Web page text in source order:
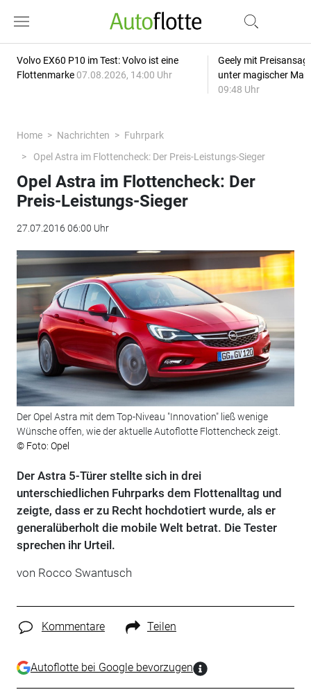
Volvo EX60 P10 im Test: Volvo ist eine
Flottenmarke 07.08.2026, 14:00 Uhr
Geely mit
unter magischer
09:48 Uhr
Home Nachrichten
Fuhrpark
Opel Astra im Flottencheck: Der Preis-Leistungs-Sieger
Opel Astra im Flottencheck: Der
Preis-Leistungs-Sieger
27.07.2016 06:00 Uhr
Der Opel Astra mit dem Top-Niveau "Innovation" ließ wenige
Wünsche offen, wie der aktuelle Autoflotte Flottencheck zeigt.
© Foto: Opel
Der Astra 5-Türer stellte sich in drei
unterschiedlichen Fuhrparks dem Flottenalltag und
zeigte, dass er zu Recht hochdotiert wurde, als er
generalüberholt die mobile Welt betrat. Die Tester
sprechen ihr Urteil.
von Rocco Swantusch
Kommentare Teilen
Autoflotte bei Google bevorzugen